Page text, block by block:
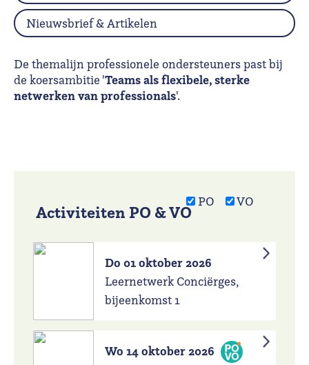
De themalijn professionele ondersteuners past bij
de koersambitie 'Teams als flexibele, sterke
netwerken van professionals'.
PO VO
Activiteiten PO & VO
Do 01 oktober 2026
Leernetwerk Conciërges,
bijeenkomst 1
Wo 14 oktober 2026
Nieuwsbrief & Artikelen